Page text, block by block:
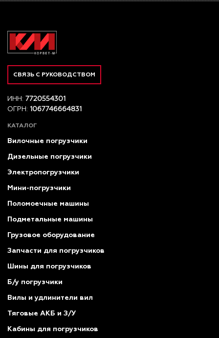
СВЯЗЬ С РУКОВОДСТВОМ
ИНН: 7720554301
ОГРН: 1067746664831
КАТАЛОГ
Вилочные погрузчики
Дизельные погрузчики
Электропогрузчики
Мини-погрузчики
Поломоечные машины
Подметальные машины
Грузовое оборудование
Запчасти для погрузчиков
Шины для погрузчиков
Б/у погрузчики
Вилы и удлинители вил
Тяговые АКБ и З/У
Кабины для погрузчиков